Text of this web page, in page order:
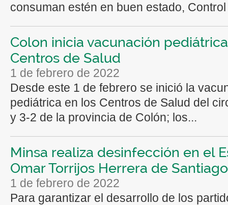
consuman estén en buen estado,
Colon inicia vacunación
Centros de Salud
1 de febrero de 2022
Desde este 1 de febrero se inició la
pediátrica en los Centros de Salud del
y 3-2 de la provincia de Colón; los...
Minsa realiza desinfección en el
Omar Torrijos Herrera de Santiago
1 de febrero de 2022
Para garantizar el desarrollo de los